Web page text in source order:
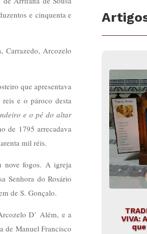
e cinquenta e
Carrazedo, Arcozelo
que apresentava
e o pároco desta
e o pé do altar
de 1795 arrecadava
mil réis.
nove fogos. A igreja
Senhora do Rosário
de S. Gonçalo.
D’ Além, e a
de Manuel Francisco
VIVA: